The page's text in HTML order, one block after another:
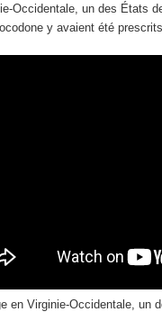
Occidentale, un des États
y avaient été
en Virginie-Occidentale, un